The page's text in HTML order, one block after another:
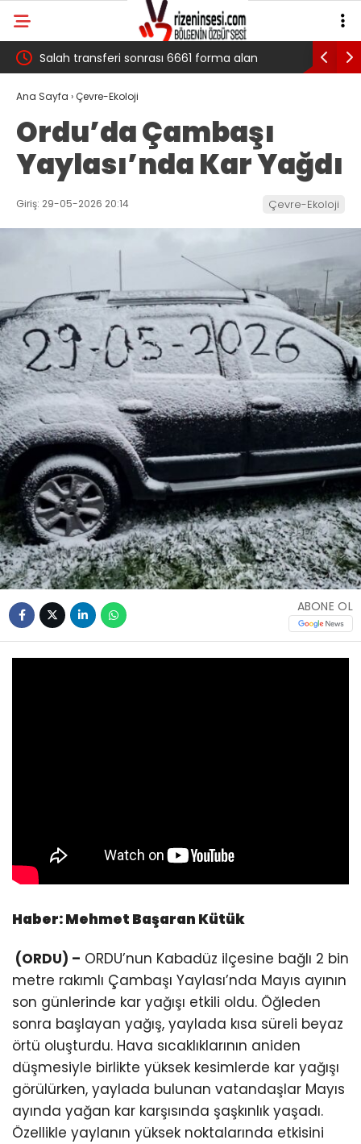
Salah transferi sonrası 6661 forma alan
belediye başkanına ‘Kimin parasıyla’ sorusu
Pazarlı
Ana Sayfa ›Çevre-Ekoloji
Ordu’da Çambaşı
Yaylası’nda Kar Yağdı
Giriş: 29-05-2026 20:14 Çevre-Ekoloji
ABONE OL
Haber: Mehmet Başaran Kütük
(ORDU) – ORDU’nun Kabadüz ilçesine bağlı 2 bin
metre rakımlı Çambaşı Yaylası’nda Mayıs ayının
son günlerinde kar yağışı etkili oldu. Öğleden
sonra başlayan yağış, yaylada kısa süreli beyaz
örtü oluşturdu. Hava sıcaklıklarının aniden
düşmesiyle birlikte yüksek kesimlerde kar yağışı
görülürken, yaylada bulunan vatandaşlar Mayıs
ayında yağan kar karşısında şaşkınlık yaşadı.
Özellikle yaylanın yüksek noktalarında etkisini